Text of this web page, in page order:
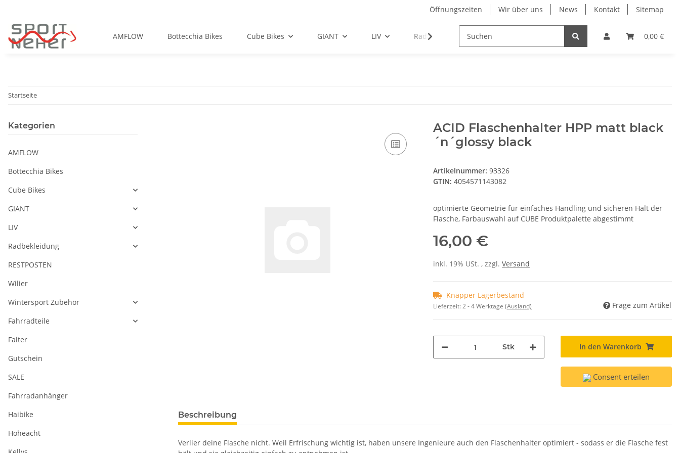
Öffnungszeiten Wir über uns News Kontakt Sitemap
0,00 €
AMFLOW Bottecchia Bikes Cube Bikes GIANT LIV Radbekleidung Wilier Wintersport
Startseite
ACID Flaschenhalter HPP matt black
´n´glossy black
Artikelnummer: 93326
GTIN: 4054571143082
optimierte Geometrie für einfaches Handling und sicheren Halt der
Flasche, Farbauswahl auf CUBE Produktpalette abgestimmt
16,00 €
inkl. 19% USt. , zzgl. Versand
Knapper Lagerbestand
Lieferzeit:2 - 4 Werktage (Ausland) Frage zum Artikel
Stk In den Warenkorb
Consent erteilen
Beschreibung
Verlier deine Flasche nicht. Weil Erfrischung wichtig ist, haben unsere Ingenieure auch den Flaschenhalter optimiert - sodass er die Flasche fest
Kategorien
AMFLOW
Bottecchia Bikes
Cube Bikes
GIANT
LIV
Radbekleidung
RESTPOSTEN
Wilier
Wintersport Zubehör
Fahrradteile
Falter
Gutschein
SALE
Fahrradanhänger
Haibike
Hoheacht